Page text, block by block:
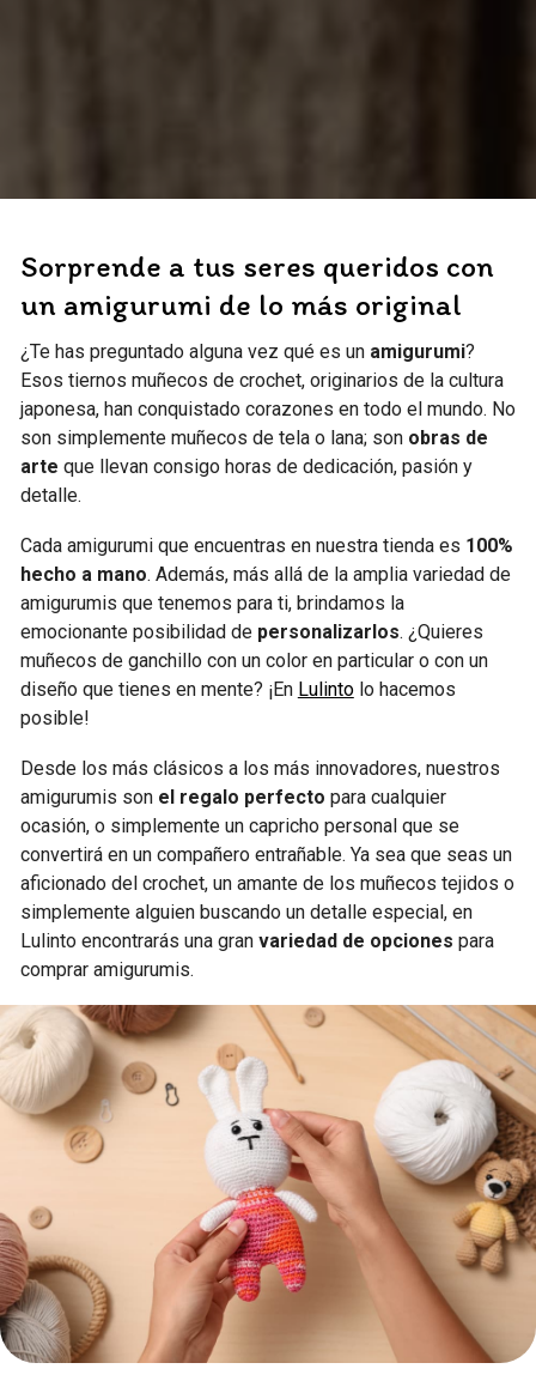
Sorprende a tus seres queridos con
un amigurumi de lo más original
¿Te has preguntado alguna vez qué es un amigurumi?
Esos tiernos muñecos de crochet, originarios de la cultura
japonesa, han conquistado corazones en todo el mundo. No
son simplemente muñecos de tela o lana; son obras de
arte que llevan consigo horas de dedicación, pasión y
detalle.
Cada amigurumi que encuentras en nuestra tienda es 100%
hecho a mano. Además, más allá de la amplia variedad de
amigurumis que tenemos para ti, brindamos la
emocionante posibilidad de personalizarlos. ¿Quieres
muñecos de ganchillo con un color en particular o con un
diseño que tienes en mente? ¡En Lulintolo hacemos
posible!
Desde los más clásicos a los más innovadores, nuestros
amigurumis son el regalo perfecto para cualquier
ocasión, o simplemente un capricho personal que se
convertirá en un compañero entrañable. Ya sea que seas un
aficionado del crochet, un amante de los muñecos tejidos o
simplemente alguien buscando un detalle especial, en
Lulinto encontrarás una gran variedad de opciones para
comprar amigurumis.